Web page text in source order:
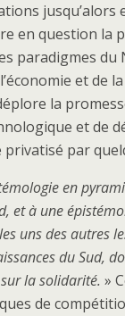
jusqu’alors
en question la
paradigmes du
et de
la
et de
par
en
et à une
uns des autres
du Sud,
la solidarité. »
de